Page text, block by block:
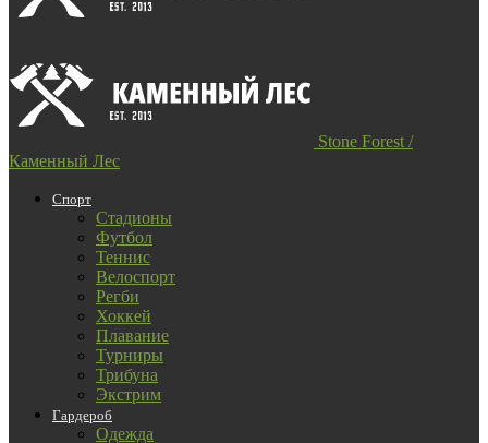
Stone Forest /
Каменный Лес
Спорт
Стадионы
Футбол
Теннис
Велоспорт
Регби
Хоккей
Плавание
Турниры
Трибуна
Экстрим
Гардероб
Одежда